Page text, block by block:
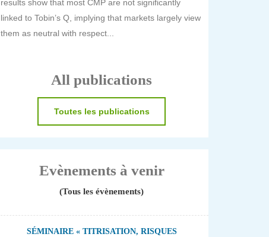
results show that most CMP are not significantly
linked to Tobin’s Q, implying that markets largely view
them as neutral with respect...
All publications
Toutes les publications
Evènements à venir
(Tous les évènements)
SÉMINAIRE « TITRISATION, RISQUES